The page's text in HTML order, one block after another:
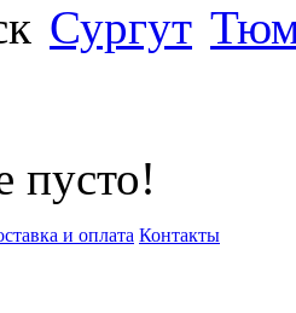
Сургут
пусто!
и оплата Контакты